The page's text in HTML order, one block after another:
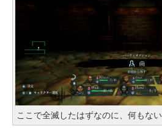
ここで全滅したはずなのに、何もな